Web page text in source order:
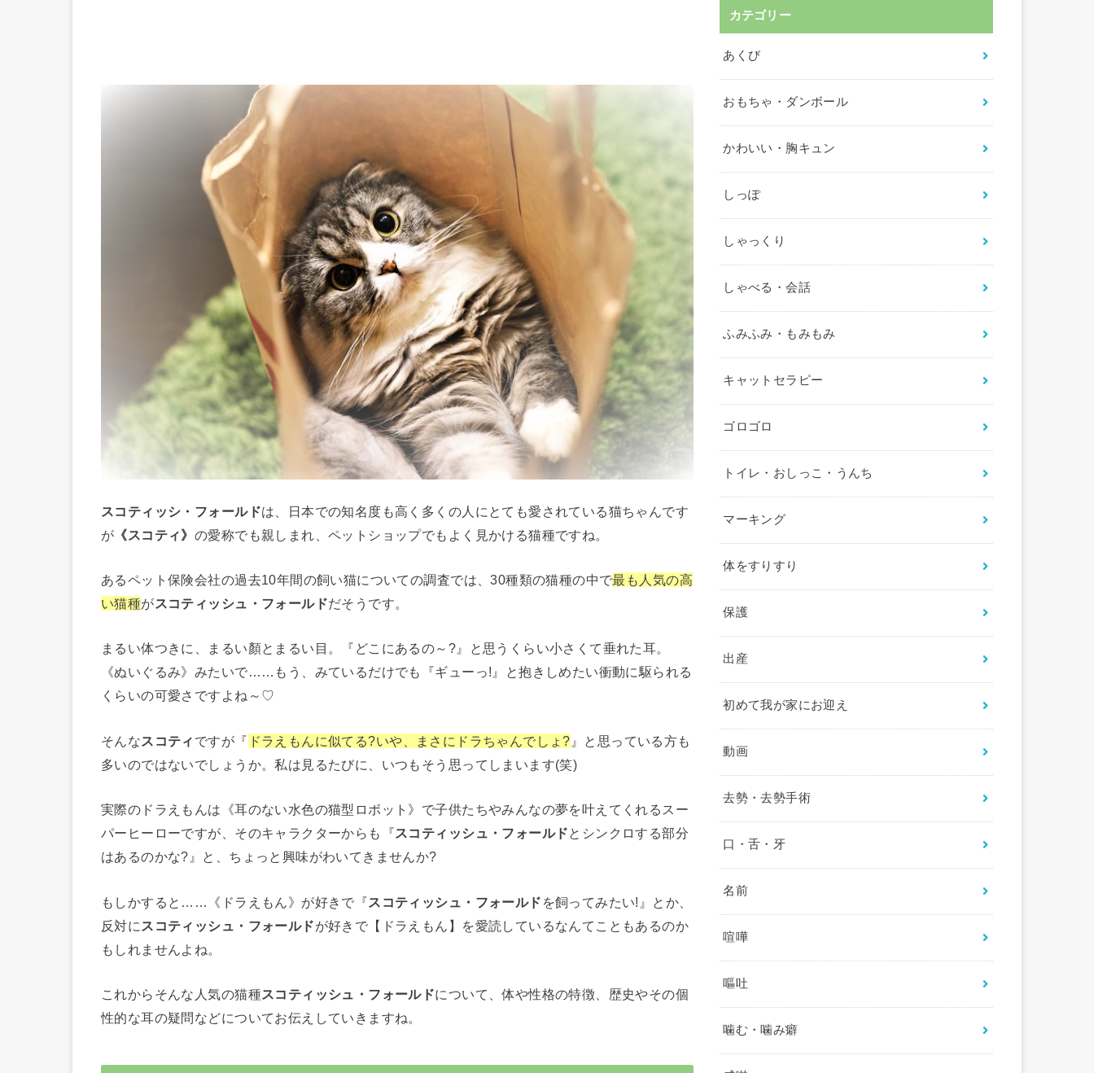
スコティッシ・フォールドは、日本での知名度も高く多くの人にとても愛されている猫ちゃんです
が 《スコティ》 の愛称でも親しまれ、ペットショップでもよく見かける猫種ですね。
あるペット保険会社の過去10年間の飼い猫についての調査では、30種類の猫種の中で最も人気の高
い猫種がスコティッシュ・フォールドだそうです。
まるい体つきに、まるい顏とまるい目。『どこにあるの～?』と思うくらい小さくて垂れた耳。
《ぬいぐるみ》みたいで……もう、みているだけでも『ギューっ!』と抱きしめたい衝動に駆られる
くらいの可愛さですよね～♡
そんなスコティ ですが『 ドラえもんに似てる?いや、まさにドラちゃんでしょ? 』と思っている方も
多いのではないでしょうか。私は見るたびに、いつもそう思ってしまいます(笑)
実際のドラえもんは《耳のない水色の猫型ロボット》で子供たちやみんなの夢を叶えてくれるスー
パーヒーローですが、そのキャラクターからも『スコティッシュ・フォールドとシンクロする部分
はあるのかな?』と、ちょっと興味がわいてきませんか?
もしかすると……《ドラえもん》が好きで『スコティッシュ・フォールド を飼ってみたい!』とか、
反対に スコティッシュ・フォールドが好きで【ドラえもん】を愛読しているなんてこともあるのか
もしれませんよね。
これからそんな人気の猫種スコティッシュ・フォールドについて、体や性格の特徴、歴史やその個
性的な耳の疑問などについてお伝えしていきますね。
カテゴリー
あくび
おもちゃ・ダンボール
かわいい・胸キュン
しっぽ
しゃっくり
しゃべる・会話
ふみふみ・もみもみ
キャットセラピー
ゴロゴロ
トイレ・おしっこ・うんち
マーキング
体をすりすり
保護
出産
初めて我が家にお迎え
動画
去勢・去勢手術
口・舌・牙
名前
喧嘩
嘔吐
噛む・噛み癖